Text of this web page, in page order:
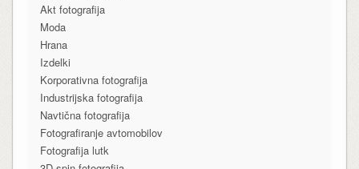
Akt fotografija
Moda
Hrana
Izdelki
Korporativna fotografija
Industrijska fotografija
Navtična fotografija
Fotografiranje avtomobilov
Fotografija lutk